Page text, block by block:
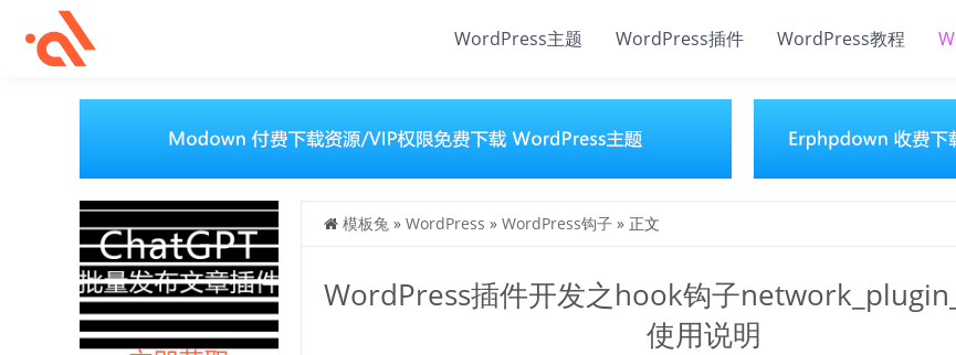
WordPress主题 WordPress插件 WordPress教程
模板兔 » WordPress » WordPress钩子 » 正文
WordPress插件开发之hook钩子
使用说明